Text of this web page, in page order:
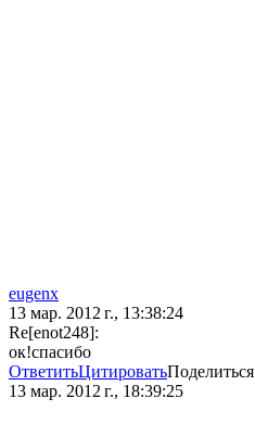
eugenx
13 мар. 2012 г., 13:38:24
Re[enot248]:
ок!спасибо
ОтветитьЦитироватьПоделиться
13 мар. 2012 г., 18:39:25